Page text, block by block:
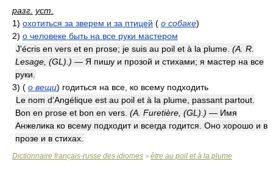
разг. уст.
1) охотиться за зверем и за птицей ( о собаке)
2) о человеке быть на все руки мастером
J'écris en vers et en prose; je suis au poil et à la plume. (A. R.
Lesage, (GL).) — Я пишу и прозой и стихами; я мастер на все
руки.
3) ( о вещи) годиться на все, ко всему подходить
Le nom d'Angélique est au poil et à la plume, passant partout.
Bon en prose et bon en vers. (A. Furetière, (GL).) — Имя
Анжелика ко всему подходит и всегда годится. Оно хорошо и в
прозе и в стихах.
Dictionnaire français-russe des idiomes > être au poil et à la plume